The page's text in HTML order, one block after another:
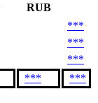
RUB
***
***
***
***
***